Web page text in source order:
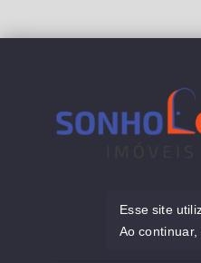
Esse site
Ao